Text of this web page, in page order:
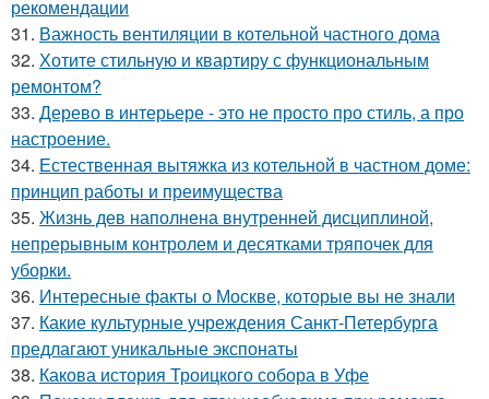
рекомендации
31. Важность вентиляции в котельной частного дома
32. Хотите стильную и квартиру с функциональным
ремонтом?
33. Дерево в интерьере - это не просто про стиль, а про
настроение.
34. Естественная вытяжка из котельной в частном доме:
принцип работы и преимущества
35. Жизнь дев наполнена внутренней дисциплиной,
непрерывным контролем и десятками тряпочек для
уборки.
36. Интересные факты о Москве, которые вы не знали
37. Какие культурные учреждения Санкт-Петербурга
предлагают уникальные экспонаты
38. Какова история Троицкого собора в Уфе